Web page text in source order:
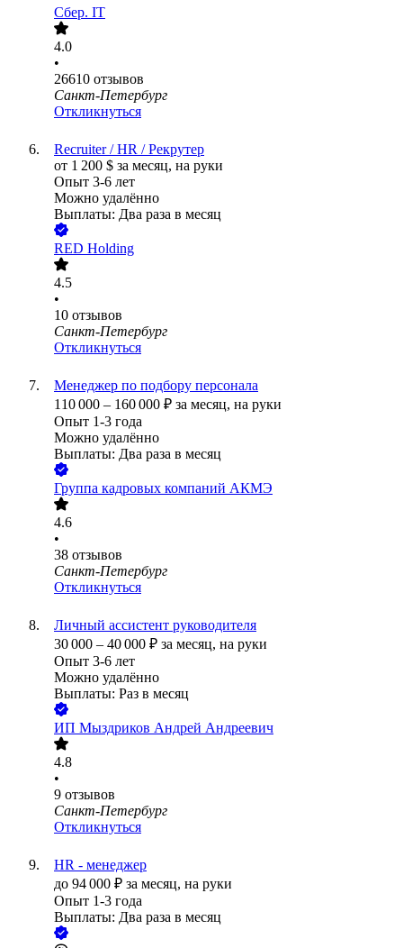
Сбер. IT
4.0
•
26610 отзывов
Санкт-Петербург
Откликнуться
Recruiter / HR / Рекрутер
от 1 200 $ за месяц, на руки
Опыт 3-6 лет
Можно удалённо
Выплаты: Два раза в месяц
RED Holding
4.5
•
10 отзывов
Санкт-Петербург
Откликнуться
Менеджер по подбору персонала
110 000 – 160 000 ₽ за месяц, на руки
Опыт 1-3 года
Можно удалённо
Выплаты: Два раза в месяц
Группа кадровых компаний АКМЭ
4.6
•
38 отзывов
Санкт-Петербург
Откликнуться
Личный ассистент руководителя
30 000 – 40 000 ₽ за месяц, на руки
Опыт 3-6 лет
Можно удалённо
Выплаты: Раз в месяц
ИП Мыздриков Андрей Андреевич
4.8
•
9 отзывов
Санкт-Петербург
Откликнуться
HR - менеджер
до 94 000 ₽ за месяц, на руки
Опыт 1-3 года
Выплаты: Два раза в месяц